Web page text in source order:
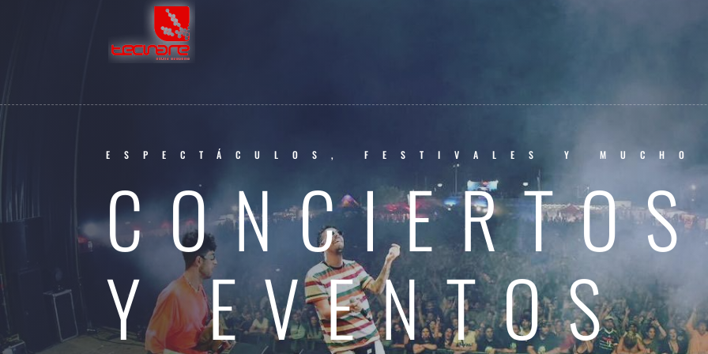
ESPECTÁCULOS, FESTIVALES Y MUCHO
CONCIERTOS
Y EVENTOS